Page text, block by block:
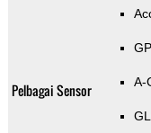
Pelbagai Sensor A-